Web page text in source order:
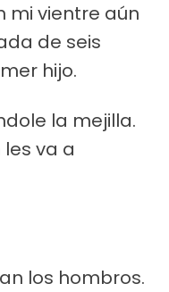
mi vientre aún
de seis
hijo.
la mejilla.
va a
los hombros.